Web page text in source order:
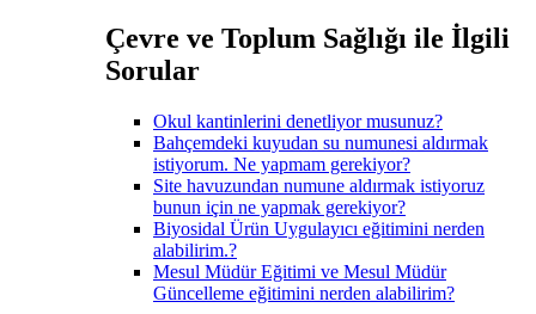
Çevre ve Toplum Sağlığı ile İlgili
Sorular
Okul kantinlerini denetliyor musunuz?
Bahçemdeki kuyudan su numunesi aldırmak
istiyorum. Ne yapmam gerekiyor?
Site havuzundan numune aldırmak istiyoruz
bunun için ne yapmak gerekiyor?
Biyosidal Ürün Uygulayıcı eğitimini nerden
alabilirim.?
Mesul Müdür Eğitimi ve Mesul Müdür
Güncelleme eğitimini nerden alabilirim?